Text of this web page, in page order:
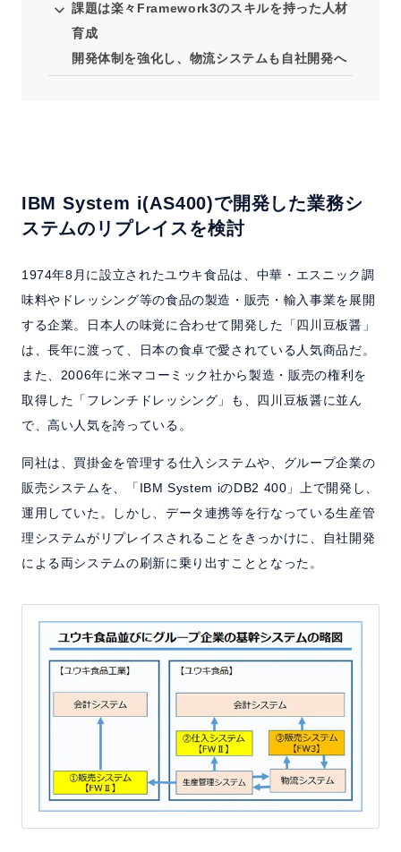
課題は楽々Framework3のスキルを持った人材
育成
開発体制を強化し、物流システムも自社開発へ
IBM System i(AS400)で開発した業務シ
ステムのリプレイスを検討
1974年8月に設立されたユウキ食品は、中華・エスニック調
味料やドレッシング等の食品の製造・販売・輸入事業を展開
する企業。日本人の味覚に合わせて開発した「四川豆板醤」
は、長年に渡って、日本の食卓で愛されている人気商品だ。
また、2006年に米マコーミック社から製造・販売の権利を
取得した「フレンチドレッシング」も、四川豆板醤に並ん
で、高い人気を誇っている。
同社は、買掛金を管理する仕入システムや、グループ企業の
販売システムを、「IBM System iのDB2 400」上で開発し、
運用していた。しかし、データ連携等を行なっている生産管
理システムがリプレイスされることをきっかけに、自社開発
による両システムの刷新に乗り出すこととなった。